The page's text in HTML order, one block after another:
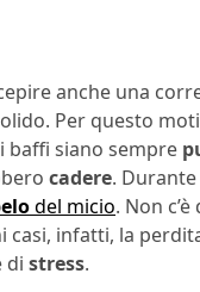
anche una
Per questo
baffi siano sempre
cadere. Durante
del micio. Non
infatti, la perdita
di stress.